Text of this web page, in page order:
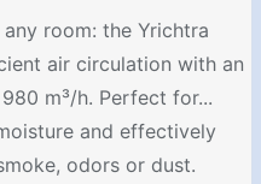
room: the Yrichtra
air circulation with an
m³/h. Perfect for...
and effectively
odors or dust.